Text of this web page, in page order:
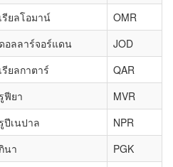
เรียลโอมาน์
OMR
ดอลลาร์จอร์แดน
JOD
เรียลกาตาร์
QAR
รูฟียา
MVR
รูปีเนปาล
NPR
นา
PGK